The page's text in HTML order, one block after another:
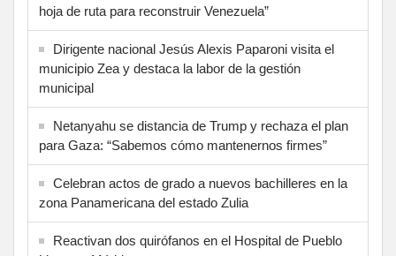
hoja de ruta para reconstruir Venezuela”
Dirigente nacional Jesús Alexis Paparoni visita el
municipio Zea y destaca la labor de la gestión
municipal
Netanyahu se distancia de Trump y rechaza el plan
para Gaza: “Sabemos cómo mantenernos firmes”
Celebran actos de grado a nuevos bachilleres en la
zona Panamericana del estado Zulia
Reactivan dos quirófanos en el Hospital de Pueblo